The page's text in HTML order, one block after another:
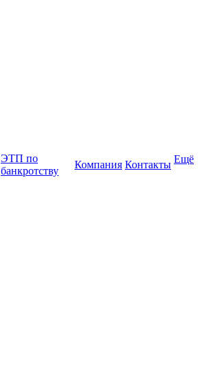
ЭТП по
банкротству
Компания Контакты Ещё